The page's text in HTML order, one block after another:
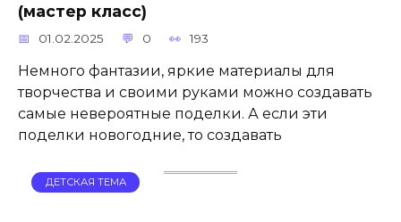
(мастер класс)
01.02.2025 0 193
Немного фантазии, яркие материалы для
творчества и своими руками можно создавать
самые невероятные поделки. А если эти
поделки новогодние, то создавать
ДЕТСКАЯ ТЕМА